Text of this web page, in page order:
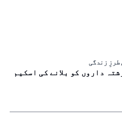
طرزِ زندگی
داروں کو بلانے کی اسکیم